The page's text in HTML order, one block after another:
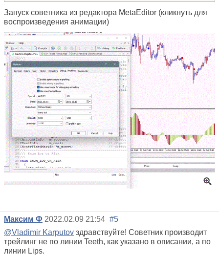
Запуск советника из редактора MetaEditor (кликнуть для
воспроизведения анимации)
Максим Ф 2022.02.09 21:54 #5
@Vladimir Karputov здравствуйте! Советник производит
трейлинг не по линии Teeth, как указано в описании, а по
линии Lips.